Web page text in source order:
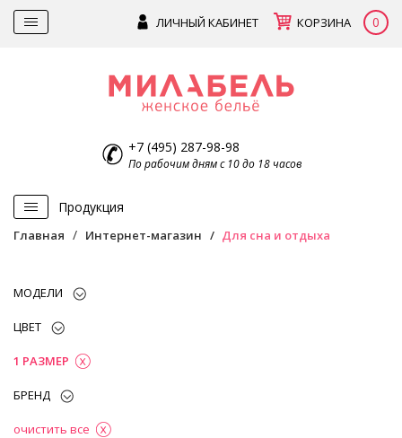
ЛИЧНЫЙ КАБИНЕТ КОРЗИНА 0
+7 (495) 287-98-98
По рабочим дням с 10 до 18 часов
Продукция
Главная Интернет-магазин Для сна и отдыха
МОДЕЛИ
ЦВЕТ
1 РАЗМЕР
БРЕНД
очистить все